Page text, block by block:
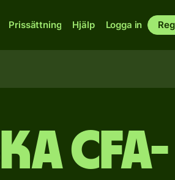
Prissättning Hjälp Logga in
CFA-